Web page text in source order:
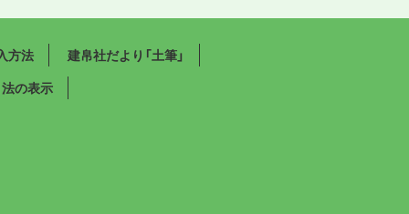
方法
建帛社だより「土筆」
の表示